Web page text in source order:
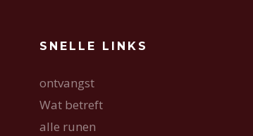
SNELLE LINKS
ontvangst
Wat betreft
alle runen